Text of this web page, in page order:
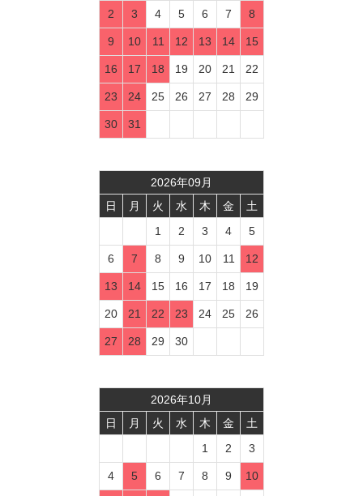
2 3 4 5 6 7 8
9 10 11 12 13 14 15
16 17 18 19 20 21 22
23 24 25 26 27 28 29
30 31
2026年09月
日
月 火 水 木 金
土
1
2 3 4 5
6 7 8 9 10 11 12
13 14 15 16 17 18 19
20 21 22 23 24 25 26
27 28 29 30
2026年10月
日
月 火 水 木 金
土
1
2 3
4 5 6 7 8 9 10